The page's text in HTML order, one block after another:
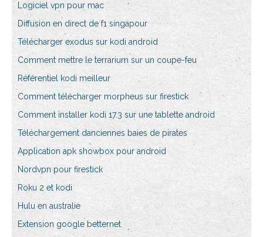
Logiciel vpn pour mac
Diffusion en direct de f1 singapour
Télécharger exodus sur kodi android
Comment mettre le terrarium sur un coupe-feu
Référentiel kodi meilleur
Comment télécharger morpheus sur firestick
Comment installer kodi 17.3 sur une tablette android
Téléchargement danciennes baies de pirates
Application apk showbox pour android
Nordvpn pour firestick
Roku 2 et kodi
Hulu en australie
Extension google betternet